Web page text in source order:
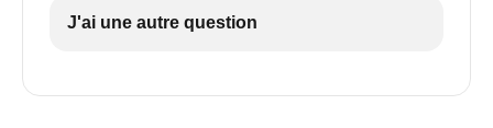
J'ai une autre question